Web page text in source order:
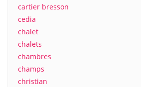
cartier bresson
cedia
chalet
chalets
chambres
champs
christian